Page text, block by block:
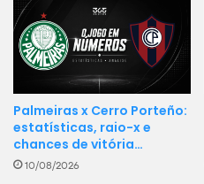
Palmeiras x Cerro Porteño:
estatísticas, raio-x e
chances de vitória…
10/08/2026